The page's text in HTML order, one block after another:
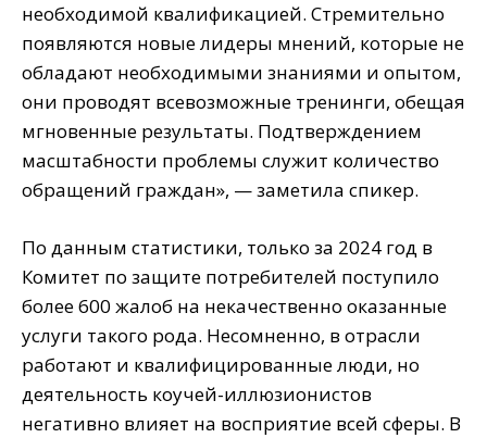
необходимой квалификацией. Стремительно
появляются новые лидеры мнений, которые не
обладают необходимыми знаниями и опытом,
они проводят всевозможные тренинги, обещая
мгновенные результаты. Подтверждением
масштабности проблемы служит количество
обращений граждан», — заметила спикер.
По данным статистики, только за 2024 год в
Комитет по защите потребителей поступило
более 600 жалоб на некачественно оказанные
услуги такого рода. Несомненно, в отрасли
работают и квалифицированные люди, но
деятельность коучей-иллюзионистов
негативно влияет на восприятие всей сферы. В